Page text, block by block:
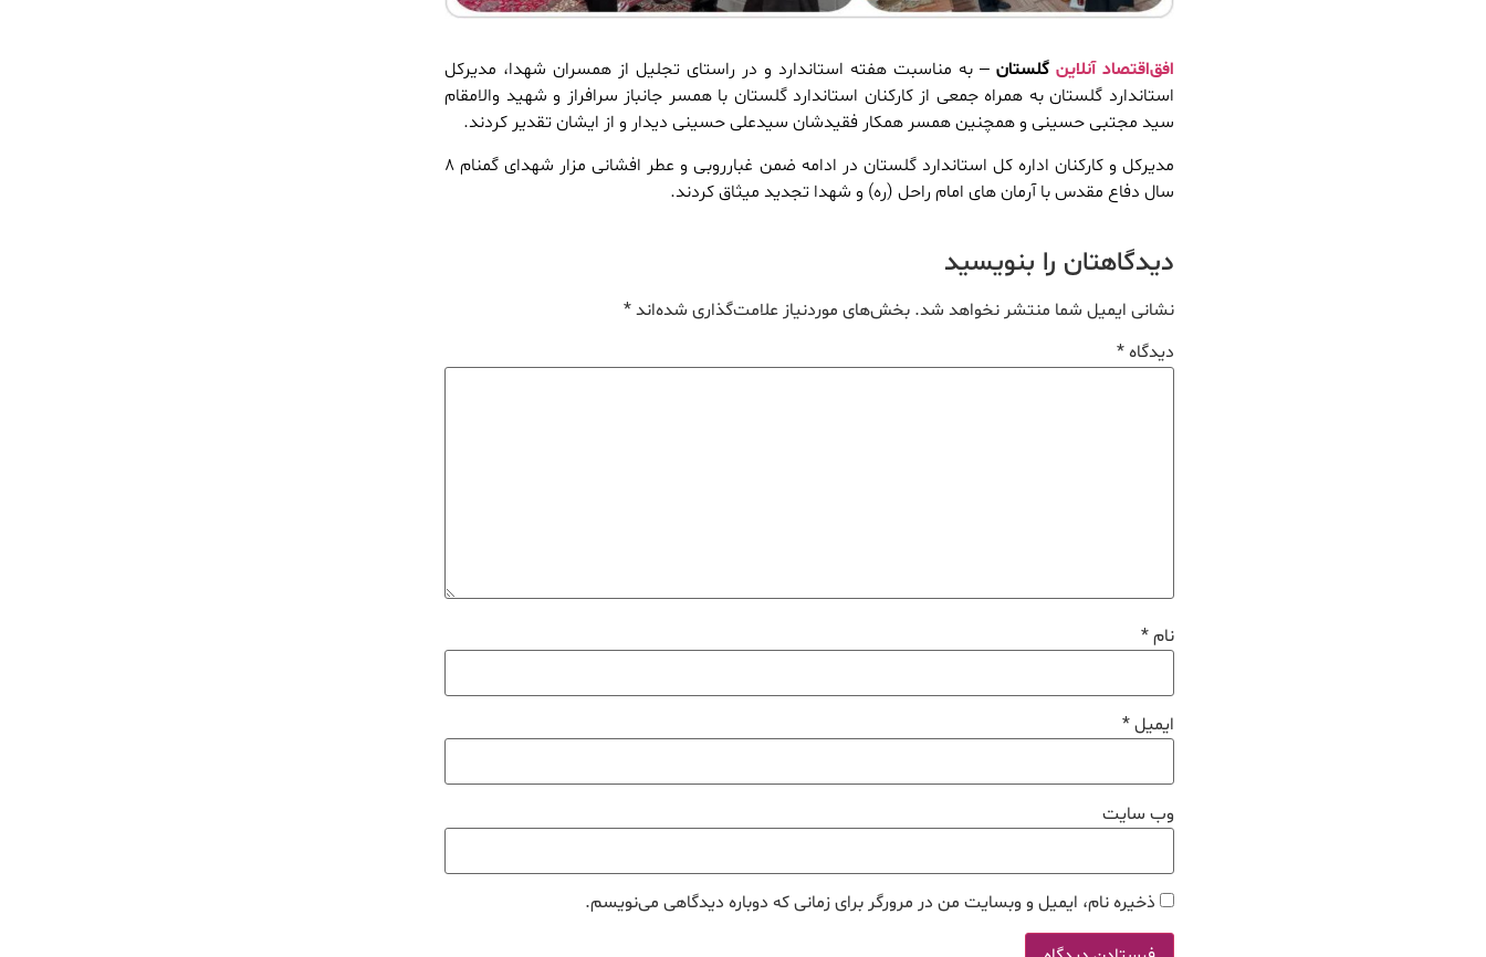
افق‌اقتصاد آنلاینگلستان– به مناسبت هفته استاندارد و در راستای تجلیل از همسران شهدا، مدیرکل
استاندارد گلستان به همراه جمعی از کارکنان استاندارد گلستان با همسر جانباز سرافراز و شهید والامقام
سید مجتبی حسینی و همچنین همسر همکار فقیدشان سیدعلی حسینی دیدار و از ایشان تقدیر کردند.
مدیرکل و کارکنان اداره کل استاندارد گلستان در ادامه ضمن غبارروبی و عطر افشانی مزار شهدای گمنام ٨
سال دفاع مقدس با آرمان های امام راحل (ره) و شهدا تجدید میثاق کردند.
دیدگاهتان را بنویسید
نشانی ایمیل شما منتشر نخواهد شد. بخش‌های موردنیاز علامت‌گذاری شده‌اند*
دیدگاه*
نام*
ایمیل*
وب‌ سایت
ذخیره نام، ایمیل و وبسایت من در مرورگر برای زمانی که دوباره دیدگاهی می‌نویسم.